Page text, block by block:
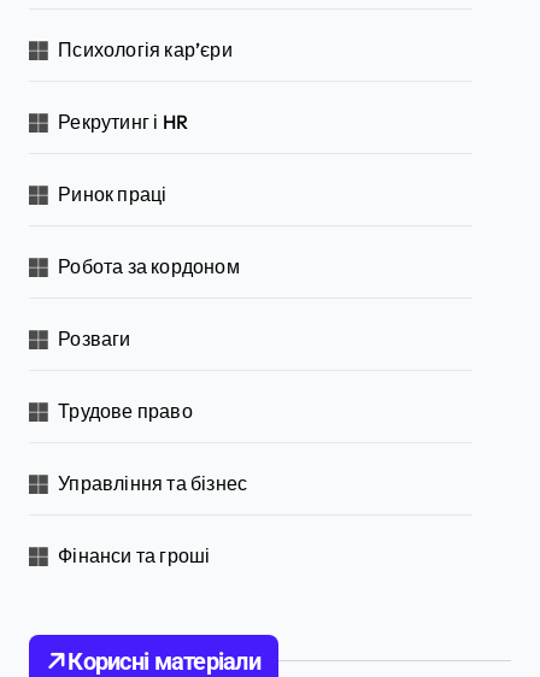
Психологія кар’єри
Рекрутинг і HR
Ринок праці
Робота за кордоном
Розваги
Трудове право
Управління та бізнес
Фінанси та гроші
Корисні матеріали